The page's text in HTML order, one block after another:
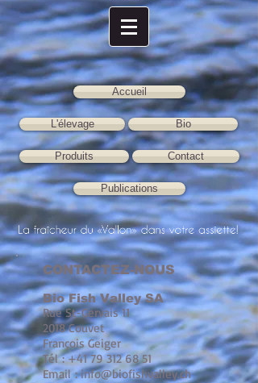
Accueil
L'élevage Bio
Produits Contact
Publications
CONTACTEZ-NOUS
Bio Fish Valley SA
Rue St-Gervais 11
2018 Couvet
François Geiger
Tél :+41 79 312 68 51
Email :info@biofishvalley.ch